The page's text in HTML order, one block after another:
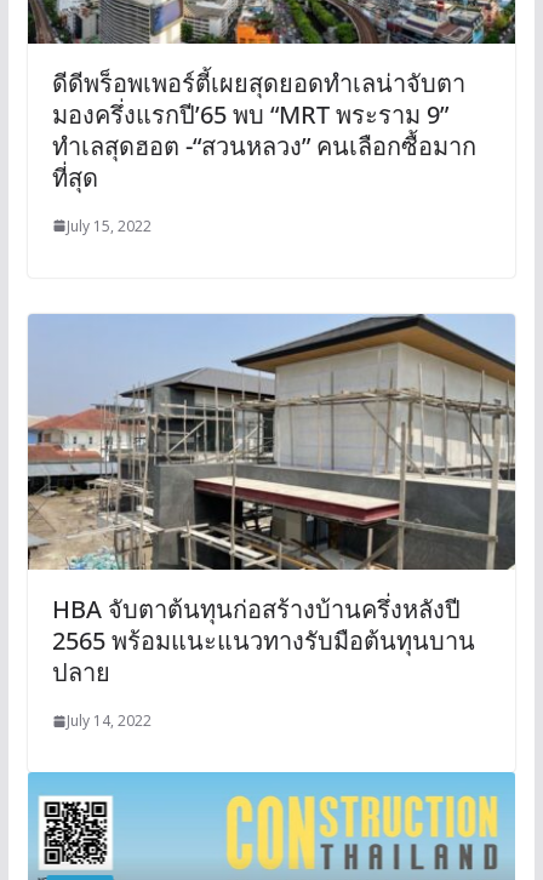
ดีดีพร็อพเพอร์ตี้เผยสุดยอดทำเลน่าจับตา
มองครึ่งแรกปี’65 พบ “MRT พระราม 9”
ทำเลสุดฮอต -“สวนหลวง” คนเลือกซื้อมาก
ที่สุด
July 15, 2022
HBA จับตาต้นทุนก่อสร้างบ้านครึ่งหลังปี
2565 พร้อมแนะแนวทางรับมือต้นทุนบาน
ปลาย
July 14, 2022